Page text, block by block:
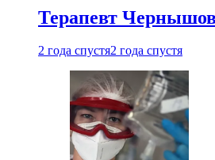
Терапевт
2 года спустя2 года спустя